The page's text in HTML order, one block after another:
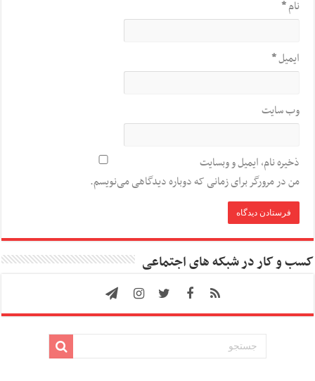
نام*
ایمیل*
وب‌ سایت
ذخیره نام، ایمیل و وبسایت
من در مرورگر برای زمانی که دوباره دیدگاهی می‌نویسم.
کسب و کار در شبکه های اجتماعی